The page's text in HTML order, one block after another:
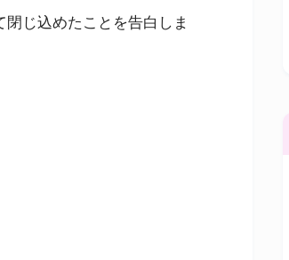
じ込めたことを告白しま